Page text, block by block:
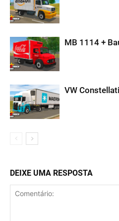
MB 1114 +
VW
DEIXE UMA RESPOSTA